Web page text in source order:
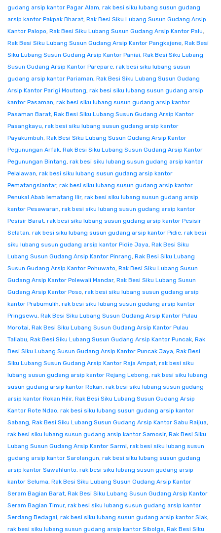
gudang arsip kantor Pagar Alam, rak besi siku lubang susun gudang
arsip kantor Pakpak Bharat, Rak Besi Siku Lubang Susun Gudang Arsip
Kantor Palopo, Rak Besi Siku Lubang Susun Gudang Arsip Kantor Palu,
Rak Besi Siku Lubang Susun Gudang Arsip Kantor Pangkajene, Rak Besi
Siku Lubang Susun Gudang Arsip Kantor Paniai, Rak Besi Siku Lubang
Susun Gudang Arsip Kantor Parepare, rak besi siku lubang susun
gudang arsip kantor Pariaman, Rak Besi Siku Lubang Susun Gudang
Arsip Kantor Parigi Moutong, rak besi siku lubang susun gudang arsip
kantor Pasaman, rak besi siku lubang susun gudang arsip kantor
Pasaman Barat, Rak Besi Siku Lubang Susun Gudang Arsip Kantor
Pasangkayu, rak besi siku lubang susun gudang arsip kantor
Payakumbuh, Rak Besi Siku Lubang Susun Gudang Arsip Kantor
Pegunungan Arfak, Rak Besi Siku Lubang Susun Gudang Arsip Kantor
Pegunungan Bintang, rak besi siku lubang susun gudang arsip kantor
Pelalawan, rak besi siku lubang susun gudang arsip kantor
Pematangsiantar, rak besi siku lubang susun gudang arsip kantor
Penukal Abab lematang Ilir, rak besi siku lubang susun gudang arsip
kantor Pesawaran, rak besi siku lubang susun gudang arsip kantor
Pesisir Barat, rak besi siku lubang susun gudang arsip kantor Pesisir
Selatan, rak besi siku lubang susun gudang arsip kantor Pidie, rak besi
siku lubang susun gudang arsip kantor Pidie Jaya, Rak Besi Siku
Lubang Susun Gudang Arsip Kantor Pinrang, Rak Besi Siku Lubang
Susun Gudang Arsip Kantor Pohuwato, Rak Besi Siku Lubang Susun
Gudang Arsip Kantor Polewali Mandar, Rak Besi Siku Lubang Susun
Gudang Arsip Kantor Poso, rak besi siku lubang susun gudang arsip
kantor Prabumulih, rak besi siku lubang susun gudang arsip kantor
Pringsewu, Rak Besi Siku Lubang Susun Gudang Arsip Kantor Pulau
Morotai, Rak Besi Siku Lubang Susun Gudang Arsip Kantor Pulau
Taliabu, Rak Besi Siku Lubang Susun Gudang Arsip Kantor Puncak, Rak
Besi Siku Lubang Susun Gudang Arsip Kantor Puncak Jaya, Rak Besi
Siku Lubang Susun Gudang Arsip Kantor Raja Ampat, rak besi siku
lubang susun gudang arsip kantor Rejang Lebong, rak besi siku lubang
susun gudang arsip kantor Rokan, rak besi siku lubang susun gudang
arsip kantor Rokan Hilir, Rak Besi Siku Lubang Susun Gudang Arsip
Kantor Rote Ndao, rak besi siku lubang susun gudang arsip kantor
Sabang, Rak Besi Siku Lubang Susun Gudang Arsip Kantor Sabu Raijua,
rak besi siku lubang susun gudang arsip kantor Samosir, Rak Besi Siku
Lubang Susun Gudang Arsip Kantor Sarmi, rak besi siku lubang susun
gudang arsip kantor Sarolangun, rak besi siku lubang susun gudang
arsip kantor Sawahlunto, rak besi siku lubang susun gudang arsip
kantor Seluma, Rak Besi Siku Lubang Susun Gudang Arsip Kantor
Seram Bagian Barat, Rak Besi Siku Lubang Susun Gudang Arsip Kantor
Seram Bagian Timur, rak besi siku lubang susun gudang arsip kantor
Serdang Bedagai, rak besi siku lubang susun gudang arsip kantor Siak,
rak besi siku lubang susun gudang arsip kantor Sibolga, Rak Besi Siku